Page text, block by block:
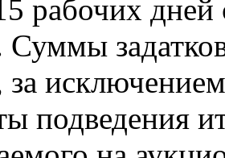
рабочих дней
Суммы
за
подведения